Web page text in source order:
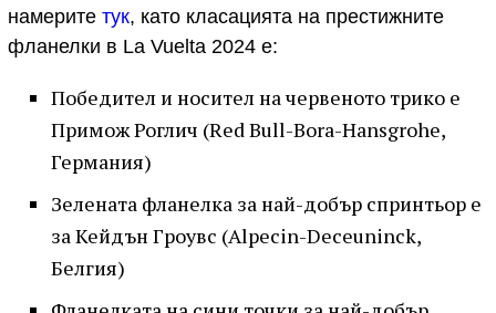
намерите тук, като класацията на престижните
фланелки в La Vuelta 2024 е:
Победител и носител на червеното трико е
Примож Роглич (Red Bull-Bora-Hansgrohe,
Германия)
Зелената фланелка за най-добър спринтьор е
за Кейдън Гроувс (Alpecin-Deceuninck,
Белгия)